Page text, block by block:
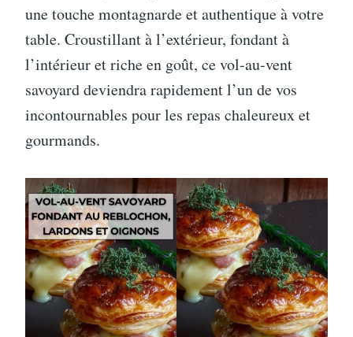
une touche montagnarde et authentique à votre
table. Croustillant à l’extérieur, fondant à
l’intérieur et riche en goût, ce vol-au-vent
savoyard deviendra rapidement l’un de vos
incontournables pour les repas chaleureux et
gourmands.